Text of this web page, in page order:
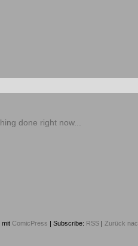
mit ComicPress | Subscribe: RSS | Zurück